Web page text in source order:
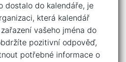
dostalo do kalendáře, je
která kalendář
vašeho jména do
pozitivní odpověď,
potřebné informace o